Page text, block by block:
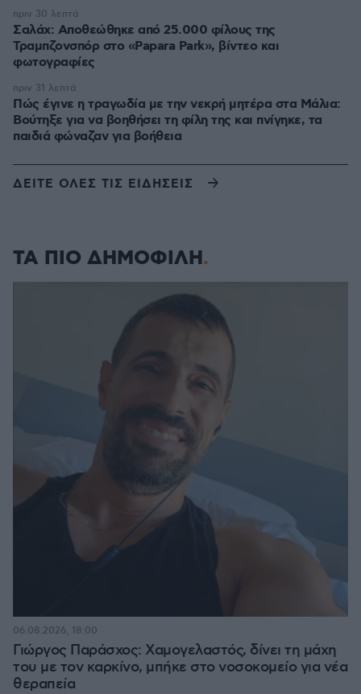
Σαλάχ: Αποθεώθηκε από 25.000 φίλους της
Τραμπζονσπόρ στο «Papara Park», βίντεο και
φωτογραφίες
πριν 30 λεπτά
Πώς έγινε η τραγωδία με την νεκρή μητέρα στα Μάλια:
Βούτηξε για να βοηθήσει τη φίλη της και πνίγηκε, τα
παιδιά φώναζαν για βοήθεια
πριν 31 λεπτά
ΔΕΙΤΕ ΟΛΕΣ ΤΙΣ ΕΙΔΗΣΕΙΣ
ΤΑ ΠΙΟ ΔΗΜΟΦΙΛΗ
Γιώργος Παράσχος: Χαμογελαστός, δίνει τη μάχη
του με τον καρκίνο, μπήκε στο νοσοκομείο για νέα
θεραπεία
06.08.2026, 18:00